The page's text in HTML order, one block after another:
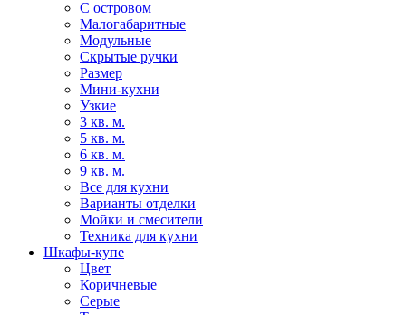
С островом
Малогабаритные
Модульные
Скрытые ручки
Размер
Мини-кухни
Узкие
3 кв. м.
5 кв. м.
6 кв. м.
9 кв. м.
Все для кухни
Варианты отделки
Мойки и смесители
Техника для кухни
Шкафы-купе
Цвет
Коричневые
Серые